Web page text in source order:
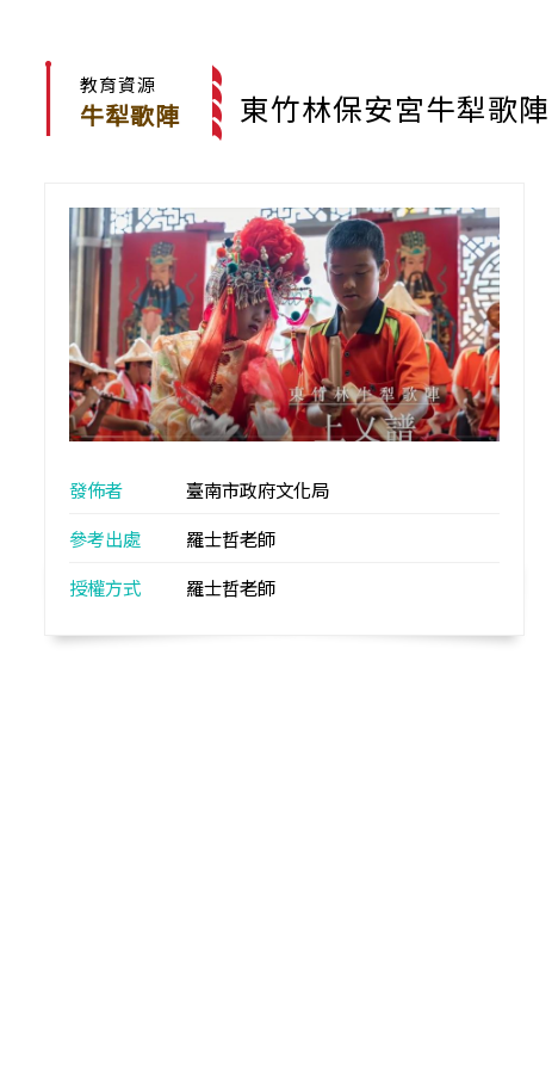
教育資源
牛犁歌陣 東竹林保安宮牛犁歌
發佈者
臺南市政府文化局
參考出處
羅士哲老師
授權方式
羅士哲老師